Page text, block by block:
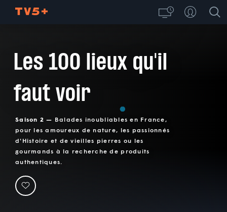
Les 100 lieux qu'il
faut voir
Saison 2 — Balades inoubliables en France,
pour les amoureux de nature, les passionnés
d'Histoire et de vieilles pierres ou les
gourmands à la recherche de produits
authentiques.